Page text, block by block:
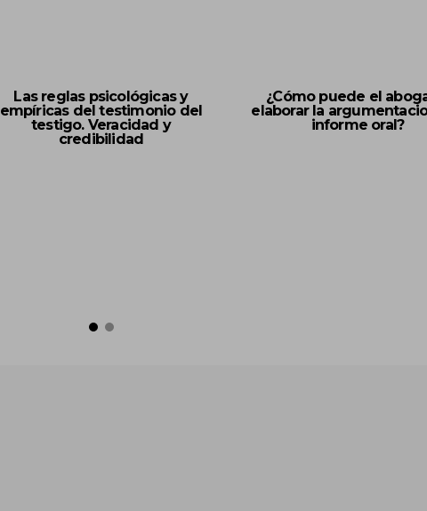
Las reglas psicológicas y
empíricas del testimonio del
testigo. Veracidad y
credibilidad
¿Cómo puede el
elaborar la
informe oral?